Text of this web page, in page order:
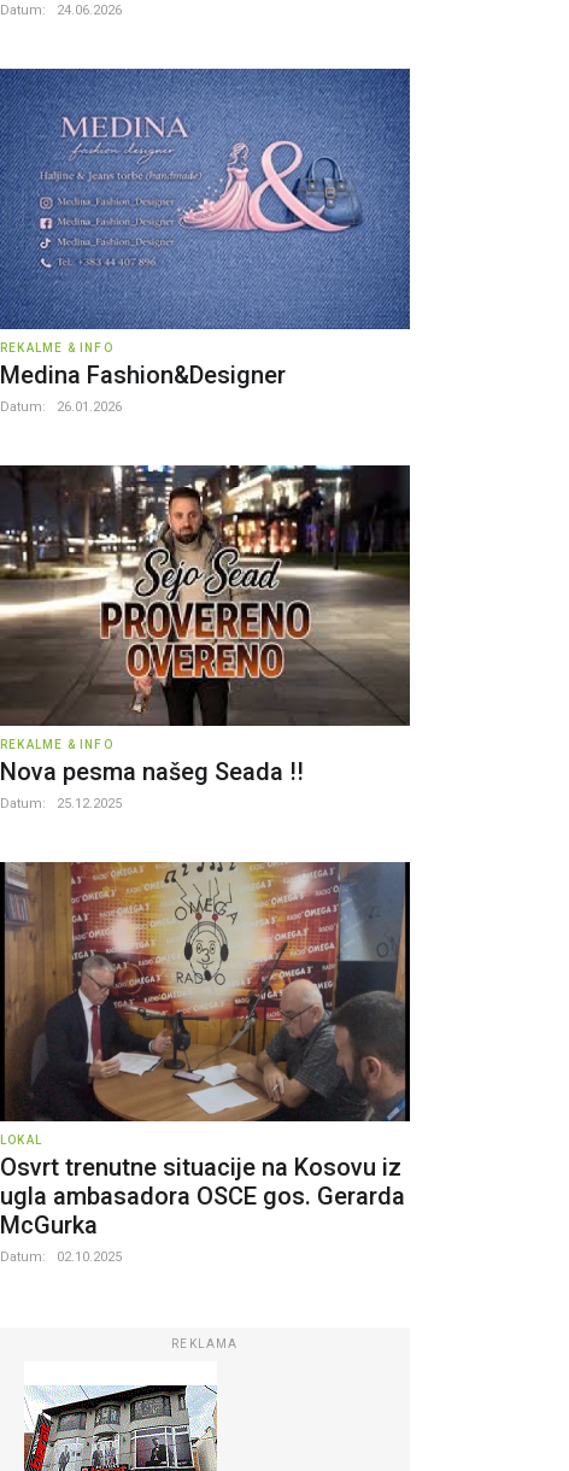
Datum: 24.06.2026
REKALME & INFO
Medina Fashion&Designer
Datum: 26.01.2026
REKALME & INFO
Nova pesma našeg Seada !!
Datum: 25.12.2025
LOKAL
Osvrt trenutne situacije na Kosovu iz
ugla ambasadora OSCE gos. Gerarda
McGurka
Datum: 02.10.2025
REKLAMA